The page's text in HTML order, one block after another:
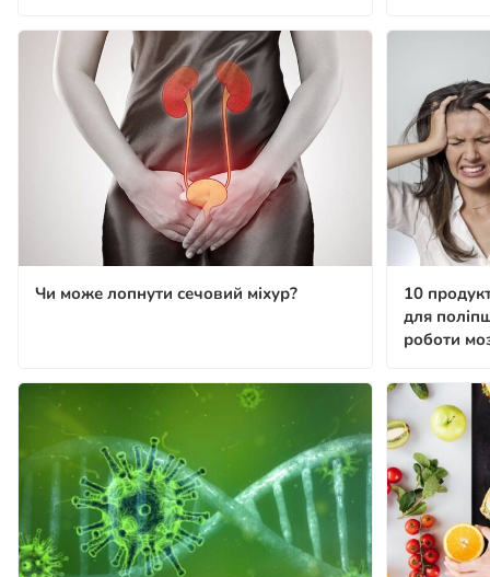
Чи може лопнути сечовий міхур?
10
для
роботи